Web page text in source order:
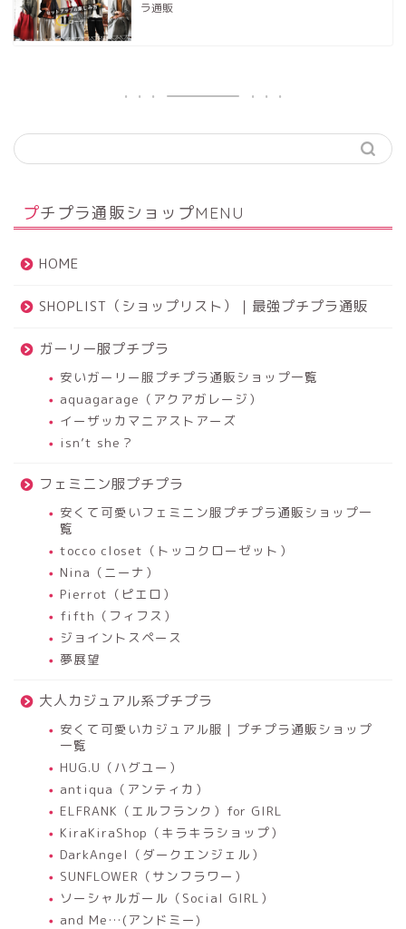
ラ通販
プチプラ通販ショップMENU
HOME
SHOPLIST（ショップリスト）｜最強プチプラ通販
ガーリー服プチプラ
安いガーリー服プチプラ通販ショップ一覧
aquagarage（アクアガレージ）
イーザッカマニアストアーズ
isn’t she？
フェミニン服プチプラ
安くて可愛いフェミニン服プチプラ通販ショップ一
覧
tocco closet（トッコクローゼット）
Nina（ニーナ）
Pierrot（ピエロ）
fifth（フィフス）
ジョイントスペース
夢展望
大人カジュアル系プチプラ
安くて可愛いカジュアル服｜プチプラ通販ショップ
一覧
HUG.U（ハグユー）
antiqua（アンティカ）
ELFRANK（エルフランク）for GIRL
KiraKiraShop（キラキラショップ）
DarkAngel（ダークエンジェル）
SUNFLOWER（サンフラワー）
ソーシャルガール（Social GIRL）
and Me…(アンドミー)